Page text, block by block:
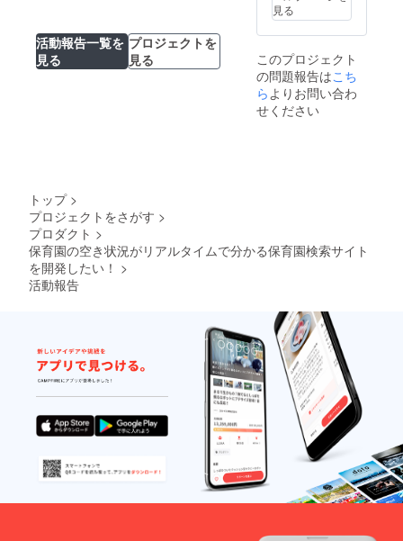
活動報告一覧を
見る
プロジェクトを
見る
力して頂いた方
のお名前とお顔
写真を公開させ
て頂き、ご支援
頂いた経緯や想
いをインタ
ビューさせて頂
き、公開させて
頂きます。(こち
考欄にご希望の
見る
このプロジェクト
の問題報告はこち
ら よりお問い合わ
せください
トップ >
プロジェクトをさがす >
プロダクト >
保育園の空き状況がリアルタイムで分かる保育園検索サイト
を開発したい！ >
活動報告